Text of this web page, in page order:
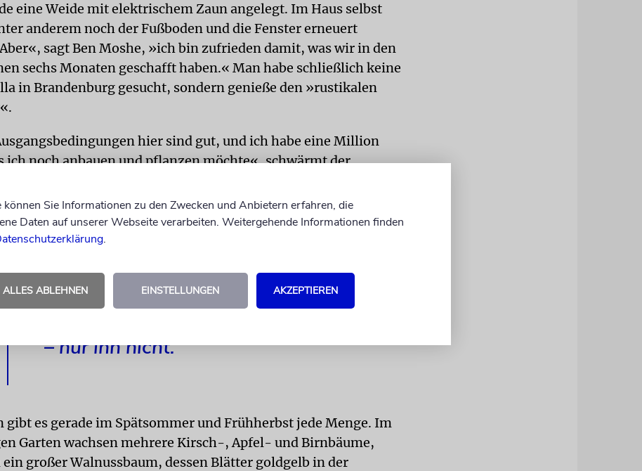
eine Weide mit elektrischem Zaun angelegt. Im Haus selbst
anderem noch der Fußboden und die Fenster erneuert
sagt Ben Moshe, »ich bin zufrieden damit, was wir in den
sechs Monaten geschafft haben.« Man habe schließlich keine
in Brandenburg gesucht, sondern genieße den »rustikalen
hier sind gut, und ich habe eine Million
ich noch anbauen und pflanzen möchte«, schwärmt der
»Berliner Meisterkoch 2018« nominiert worden war. Die
dem heimischen Garten sollen auch im neuen Restaurant
finden.
Es fällt schon auf, wenn der Busfahrer
– nur ihn nicht.
gibt es gerade im Spätsommer und Frühherbst jede Menge. Im
Garten wachsen mehrere Kirsch-, Apfel- und Birnbäume,
ein großer Walnussbaum, dessen Blätter goldgelb in der
Sie Informationen zu den Zwecken und Anbietern erfahren, die
Daten auf unserer Webseite verarbeiten. Weitergehende Informationen finden
.
ALLES ABLEHNEN EINSTELLUNGEN AKZEPTIEREN